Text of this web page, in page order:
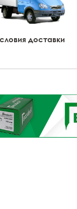
доставки